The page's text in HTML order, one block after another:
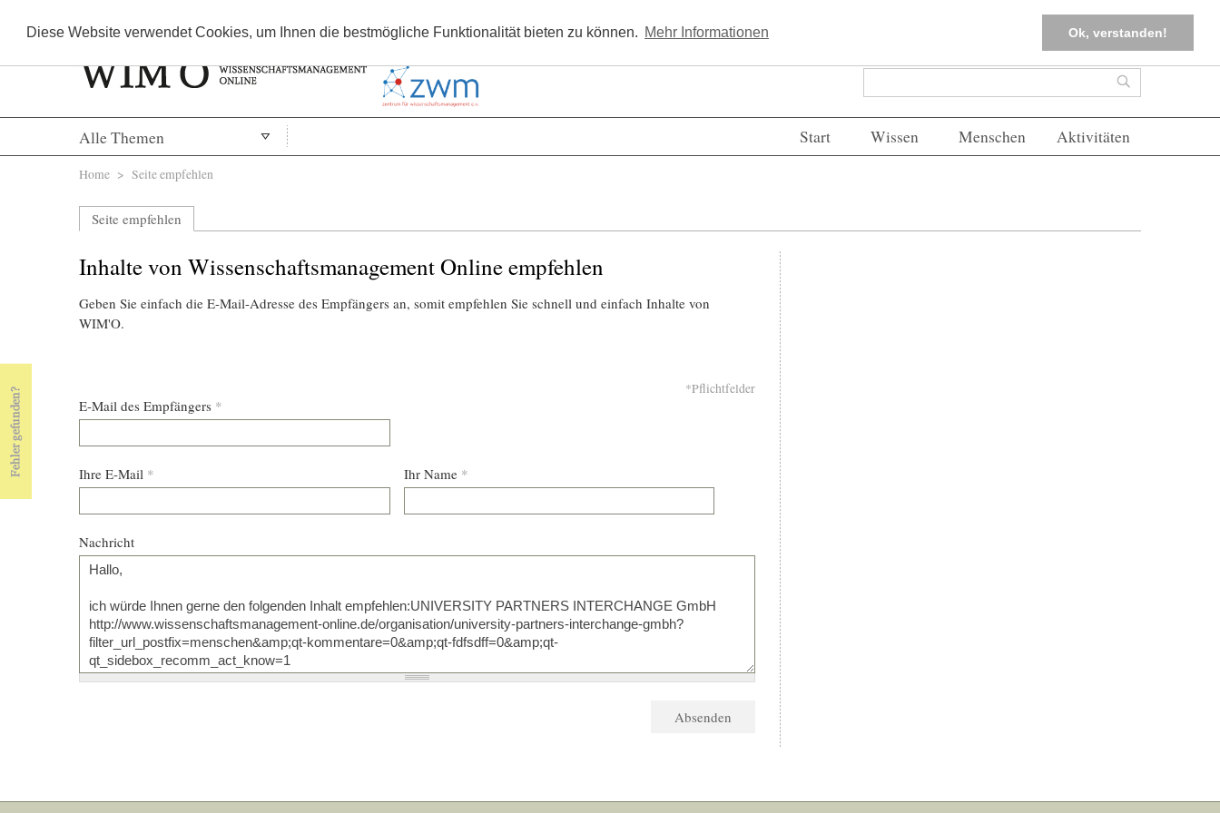
Diese Website verwendet Cookies, um Ihnen die bestmögliche Funktionalität bieten zu können. Mehr Informationen Ok, verstanden!
Kostenlos registrieren FAQs Einloggen
Suchformular Suche
Alle Themen Start Wissen Menschen Aktivitäten
Sie sind hier
Home > Seite empfehlen
Seite empfehlen
Inhalte von Wissenschaftsmanagement Online empfehlen
Geben Sie einfach die E-Mail-Adresse des Empfängers an, somit empfehlen Sie schnell und einfach Inhalte von
WIM'O.
*Pflichtfelder
E-Mail des Empfängers *
Ihre E-Mail * Ihr Name *
Nachricht